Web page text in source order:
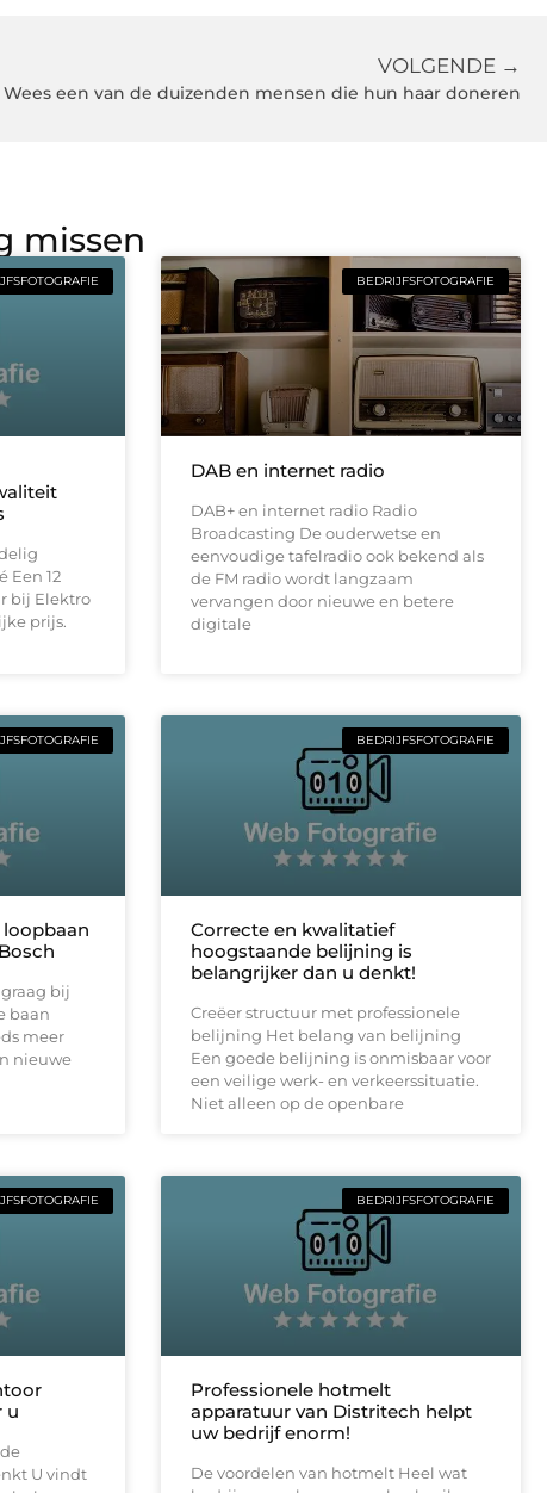
VOLGENDE →
Wees een van de duizenden mensen die hun haar doneren
missen
Een 12
bij Elektro
prijs.
BEDRIJFSFOTOGRAFIE
DAB en internet radio
DAB+ en internet radio Radio
Broadcasting De ouderwetse en
eenvoudige tafelradio ook bekend als
de FM radio wordt langzaam
vervangen door nieuwe en betere
digitale
bij
baan
meer
nieuwe
BEDRIJFSFOTOGRAFIE
Correcte en kwalitatief
hoogstaande belijning is
belangrijker dan u denkt!
Creëer structuur met professionele
belijning Het belang van belijning
Een goede belijning is onmisbaar voor
een veilige werk- en verkeerssituatie.
Niet alleen op de openbare
u
U vindt
BEDRIJFSFOTOGRAFIE
Professionele hotmelt
apparatuur van Distritech helpt
uw bedrijf enorm!
De voordelen van hotmelt Heel wat